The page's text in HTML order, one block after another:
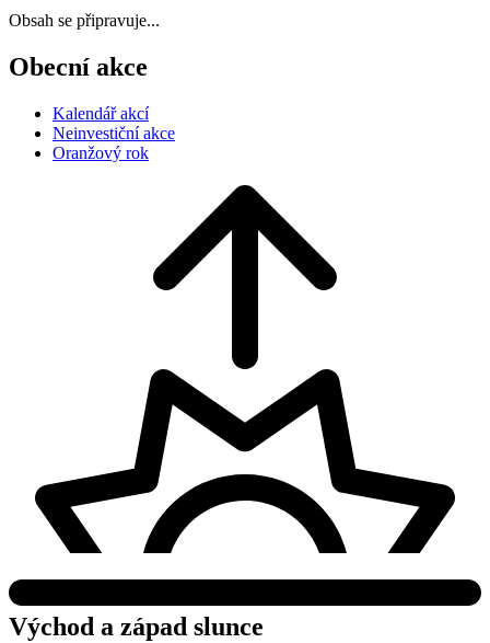
Obsah se připravuje...
Obecní akce
Kalendář akcí
Neinvestiční akce
Oranžový rok
Východ a západ slunce